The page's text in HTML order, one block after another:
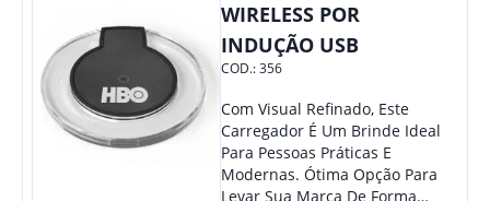
WIRELESS POR
INDUÇÃO USB
COD.:356
Com Visual Refinado, Este
Carregador É Um Brinde Ideal
Para Pessoas Práticas E
Modernas. Ótima Opção Para
Levar Sua Marca De Forma